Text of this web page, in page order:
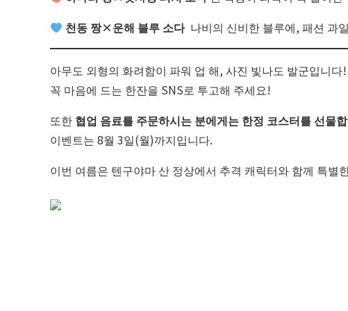
천동 짱×운해 블루 소다나비의 신비한 블루에, 패션 과
아무도 외형의 화려함이 파워 업 해, 사진 빛나도 발군입니다!
꼭 마음에 드는 한잔을 SNS로 투고해 주세요!
또한 협업 음료를 주문하시는 분에게는 한정 코스터를 선물
이벤트는 8월 3일(월)까지입니다.
이번 여름은 텐구야마 산 정상에서 추격 캐릭터와 함께 특별